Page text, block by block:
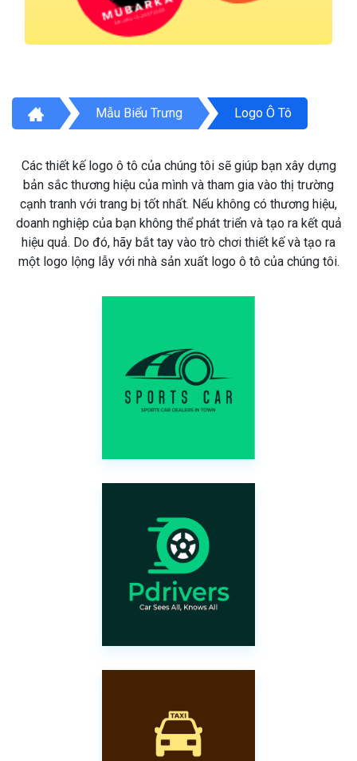
Mẫu Biểu Trưng Logo Ô Tô
Các thiết kế logo ô tô của chúng tôi sẽ giúp bạn xây dựng
bản sắc thương hiệu của mình và tham gia vào thị trường
cạnh tranh với trang bị tốt nhất. Nếu không có thương hiệu,
doanh nghiệp của bạn không thể phát triển và tạo ra kết quả
hiệu quả. Do đó, hãy bắt tay vào trò chơi thiết kế và tạo ra
một logo lộng lẫy với nhà sản xuất logo ô tô của chúng tôi.